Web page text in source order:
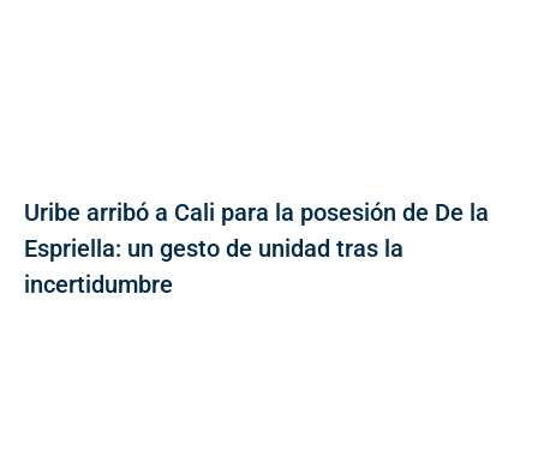
Uribe arribó a Cali para la posesión de De la
Espriella: un gesto de unidad tras la
incertidumbre